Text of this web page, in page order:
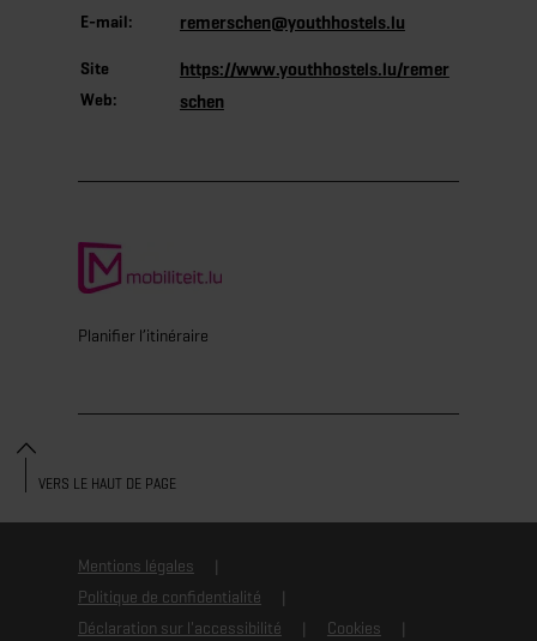
E-mail: remerschen@youthhostels.lu
Site
Web:
https://www.youthhostels.lu/remer
schen
Planifier l’itinéraire
Mentions légales
Politique de confidentialité
Déclaration sur l'accessibilité
Cookies
VERS LE HAUT DE PAGE